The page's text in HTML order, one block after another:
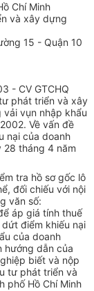
Chí Minh
và xây dựng
15 - Quận 10
- CV GTCHQ
phát triển và xây
vải vụn nhập khẩu
Về vấn đề
nại của doanh
28 tháng 4 năm
tra hồ sơ gốc lô
đối chiếu với nội
văn số:
áp giá tính thuế
điểm khiếu nại
của doanh
hướng dẫn của
biết và nộp
tư phát triển và
phố Hồ Chí Minh